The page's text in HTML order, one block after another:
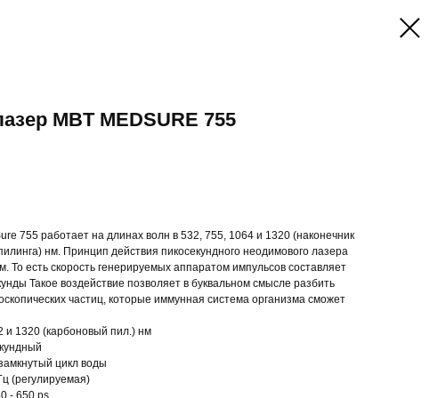
MBT MEDSURE 755
755 работает на длинах волн в 532, 755, 1064 и 1320 (наконечник
нм. Принцип действия пикосекундного неодимового лазера
То есть скорость генерируемых аппаратом импульсов составляет
Такое воздействие позволяет в буквальном смысле разбить
частиц, которые иммунная система организма сможет
и 1320 (карбоновый пил.) нм
цикл воды
(регулируемая)